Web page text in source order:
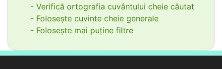
- Verifică ortografia cuvântului cheie căutat
- Folosește cuvinte cheie generale
- Folosește mai puține filtre